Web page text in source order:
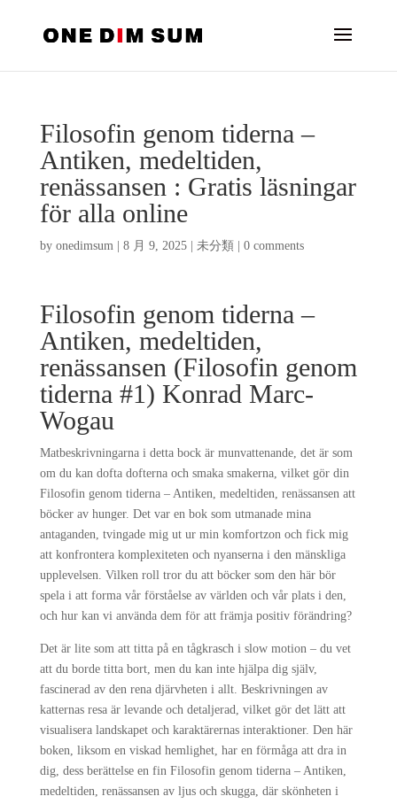
Filosofin genom tiderna –
Antiken, medeltiden,
renässansen : Gratis läsningar
för alla online
by onedimsum| 8 月 9, 2025| 未分類 0 comments
Filosofin genom tiderna –
Antiken, medeltiden,
renässansen (Filosofin genom
tiderna #1) Konrad Marc-
Wogau
Matbeskrivningarna i detta bock är munvattenande, det är som
om du kan dofta dofterna och smaka smakerna, vilket gör din
Filosofin genom tiderna – Antiken, medeltiden, renässansen att
böcker av hunger. Det var en bok som utmanade mina
antaganden, tvingade mig ut ur min komfortzon och fick mig
att konfrontera komplexiteten och nyanserna i den mänskliga
upplevelsen. Vilken roll tror du att böcker som den här bör
spela i att forma vår förståelse av världen och vår plats i den,
och hur kan vi använda dem för att främja positiv förändring?
Det är lite som att titta på en tågkrasch i slow motion – du vet
att du borde titta bort, men du kan inte hjälpa dig själv,
fascinerad av den rena djärvheten i allt. Beskrivningen av
katternas resa är levande och detaljerad, vilket gör det lätt att
visualisera landskapet och karaktärernas interaktioner. Den här
boken, liksom en viskad hemlighet, har en förmåga att dra in
dig, dess berättelse en fin Filosofin genom tiderna – Antiken,
medeltiden, renässansen av ljus och skugga, där skönheten i